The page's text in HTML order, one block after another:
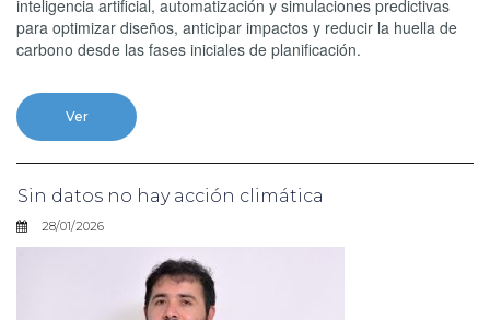
inteligencia artificial, automatización y simulaciones predictivas
para optimizar diseños, anticipar impactos y reducir la huella de
carbono desde las fases iniciales de planificación.
Ver
Sin datos no hay acción climática
28/01/2026